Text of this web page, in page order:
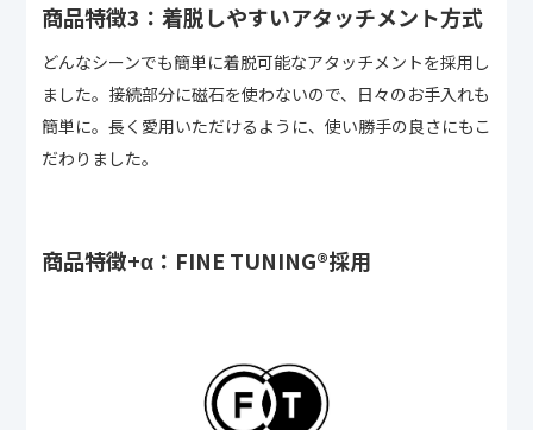
商品特徴3：着脱しやすいアタッチメント方式
どんなシーンでも簡単に着脱可能なアタッチメントを採用し
ました。接続部分に磁石を使わないので、日々のお手入れも
簡単に。長く愛用いただけるように、使い勝手の良さにもこ
だわりました。
商品特徴+α：FINE TUNING®︎採用